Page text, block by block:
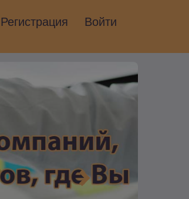
Регистрация Войти